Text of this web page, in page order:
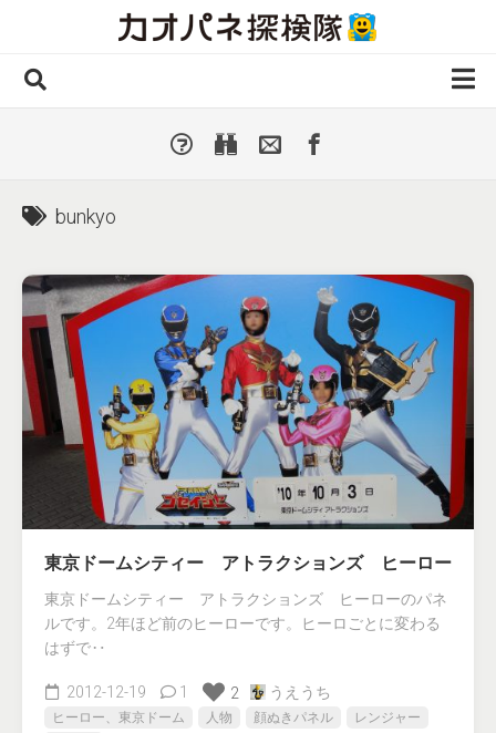
国外・海外
人気カオパネ
投稿する
bunkyo
東京ドームシティー アトラクションズ ヒーロー
東京ドームシティー アトラクションズ ヒーローのパネ
ルです。2年ほど前のヒーローです。ヒーロごとに変わる
はずで‥
2012-12-19 1 2 うえうち
ヒーロー、東京ドーム 人物 顔ぬきパネル
レンジャー